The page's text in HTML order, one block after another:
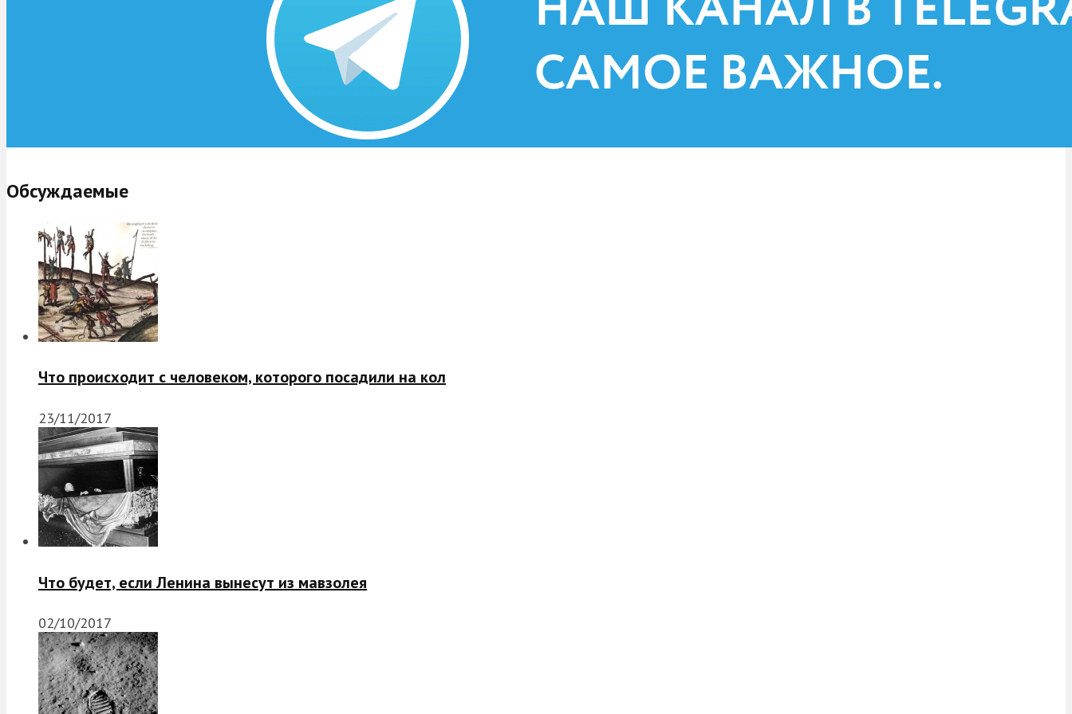
Обсуждаемые
Что происходит с человеком, которого посадили на кол
23/11/2017
Что будет, если Ленина вынесут из мавзолея
02/10/2017